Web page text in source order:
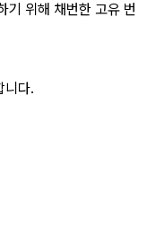
기 위해 채번한 고유 번
니다.